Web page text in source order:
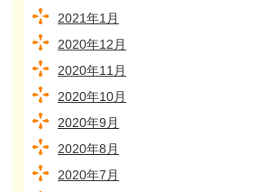
2021年1月
2020年12月
2020年11月
2020年10月
2020年9月
2020年8月
2020年7月